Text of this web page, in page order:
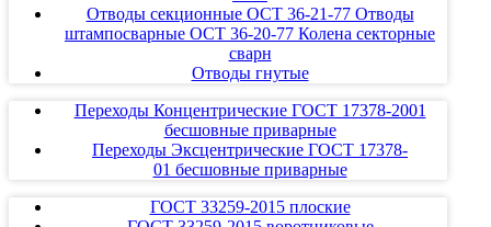
Отводы секционные ОСТ 36-21-77 Отводы
штампосварные ОСТ 36-20-77 Колена секторные
сварн
Отводы гнутые
Переходы Концентрические ГОСТ 17378-2001
бесшовные приварные
Переходы Эксцентрические ГОСТ 17378-
01 бесшовные приварные
ГОСТ 33259-2015 плоские